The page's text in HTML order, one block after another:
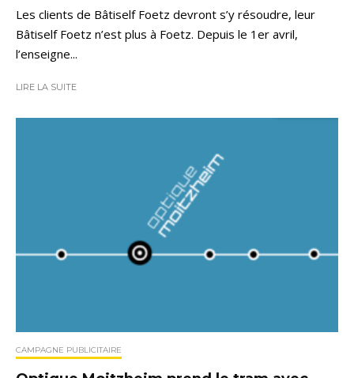
Les clients de Bâtiself Foetz devront s’y résoudre, leur
Bâtiself Foetz n’est plus à Foetz. Depuis le 1er avril,
l’enseigne...
LIRE LA SUITE
CAMPAGNE PUBLICITAIRE